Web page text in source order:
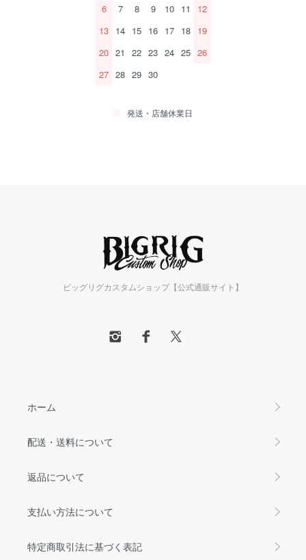
6
7 8 9 10 11
12
13 14 15 16 17 18 19
20 21 22 23 24 25 26
27 28 29 30
発送・店舗休業日
ビッグリグカスタムショップ【公式通販サイト】
ホーム
配送・送料について
返品について
支払い方法について
特定商取引法に基づく表記